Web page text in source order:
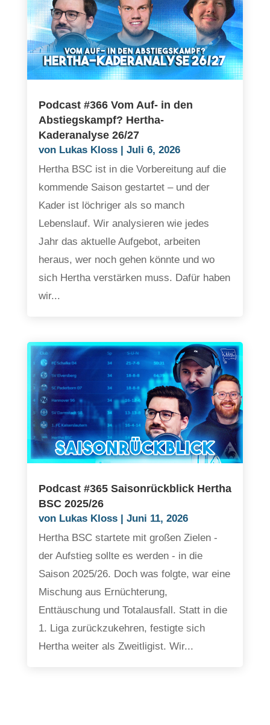
Podcast #366 Vom Auf- in den
Abstiegskampf? Hertha-
Kaderanalyse 26/27
von Lukas Kloss| Juli 6, 2026
Hertha BSC ist in die Vorbereitung auf die
kommende Saison gestartet – und der
Kader ist löchriger als so manch
Lebenslauf. Wir analysieren wie jedes
Jahr das aktuelle Aufgebot, arbeiten
heraus, wer noch gehen könnte und wo
sich Hertha verstärken muss. Dafür haben
wir...
Podcast #365 Saisonrückblick Hertha
BSC 2025/26
von Lukas Kloss| Juni 11, 2026
Hertha BSC startete mit großen Zielen -
der Aufstieg sollte es werden - in die
Saison 2025/26. Doch was folgte, war eine
Mischung aus Ernüchterung,
Enttäuschung und Totalausfall. Statt in die
1. Liga zurückzukehren, festigte sich
Hertha weiter als Zweitligist. Wir...